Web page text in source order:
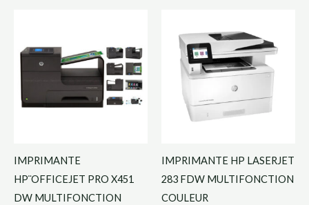
IMPRIMANTE
HP¨OFFICEJET PRO X451
DW MULTIFONCTION
IMPRIMANTE HP LASERJET
283 FDW MULTIFONCTION
COULEUR